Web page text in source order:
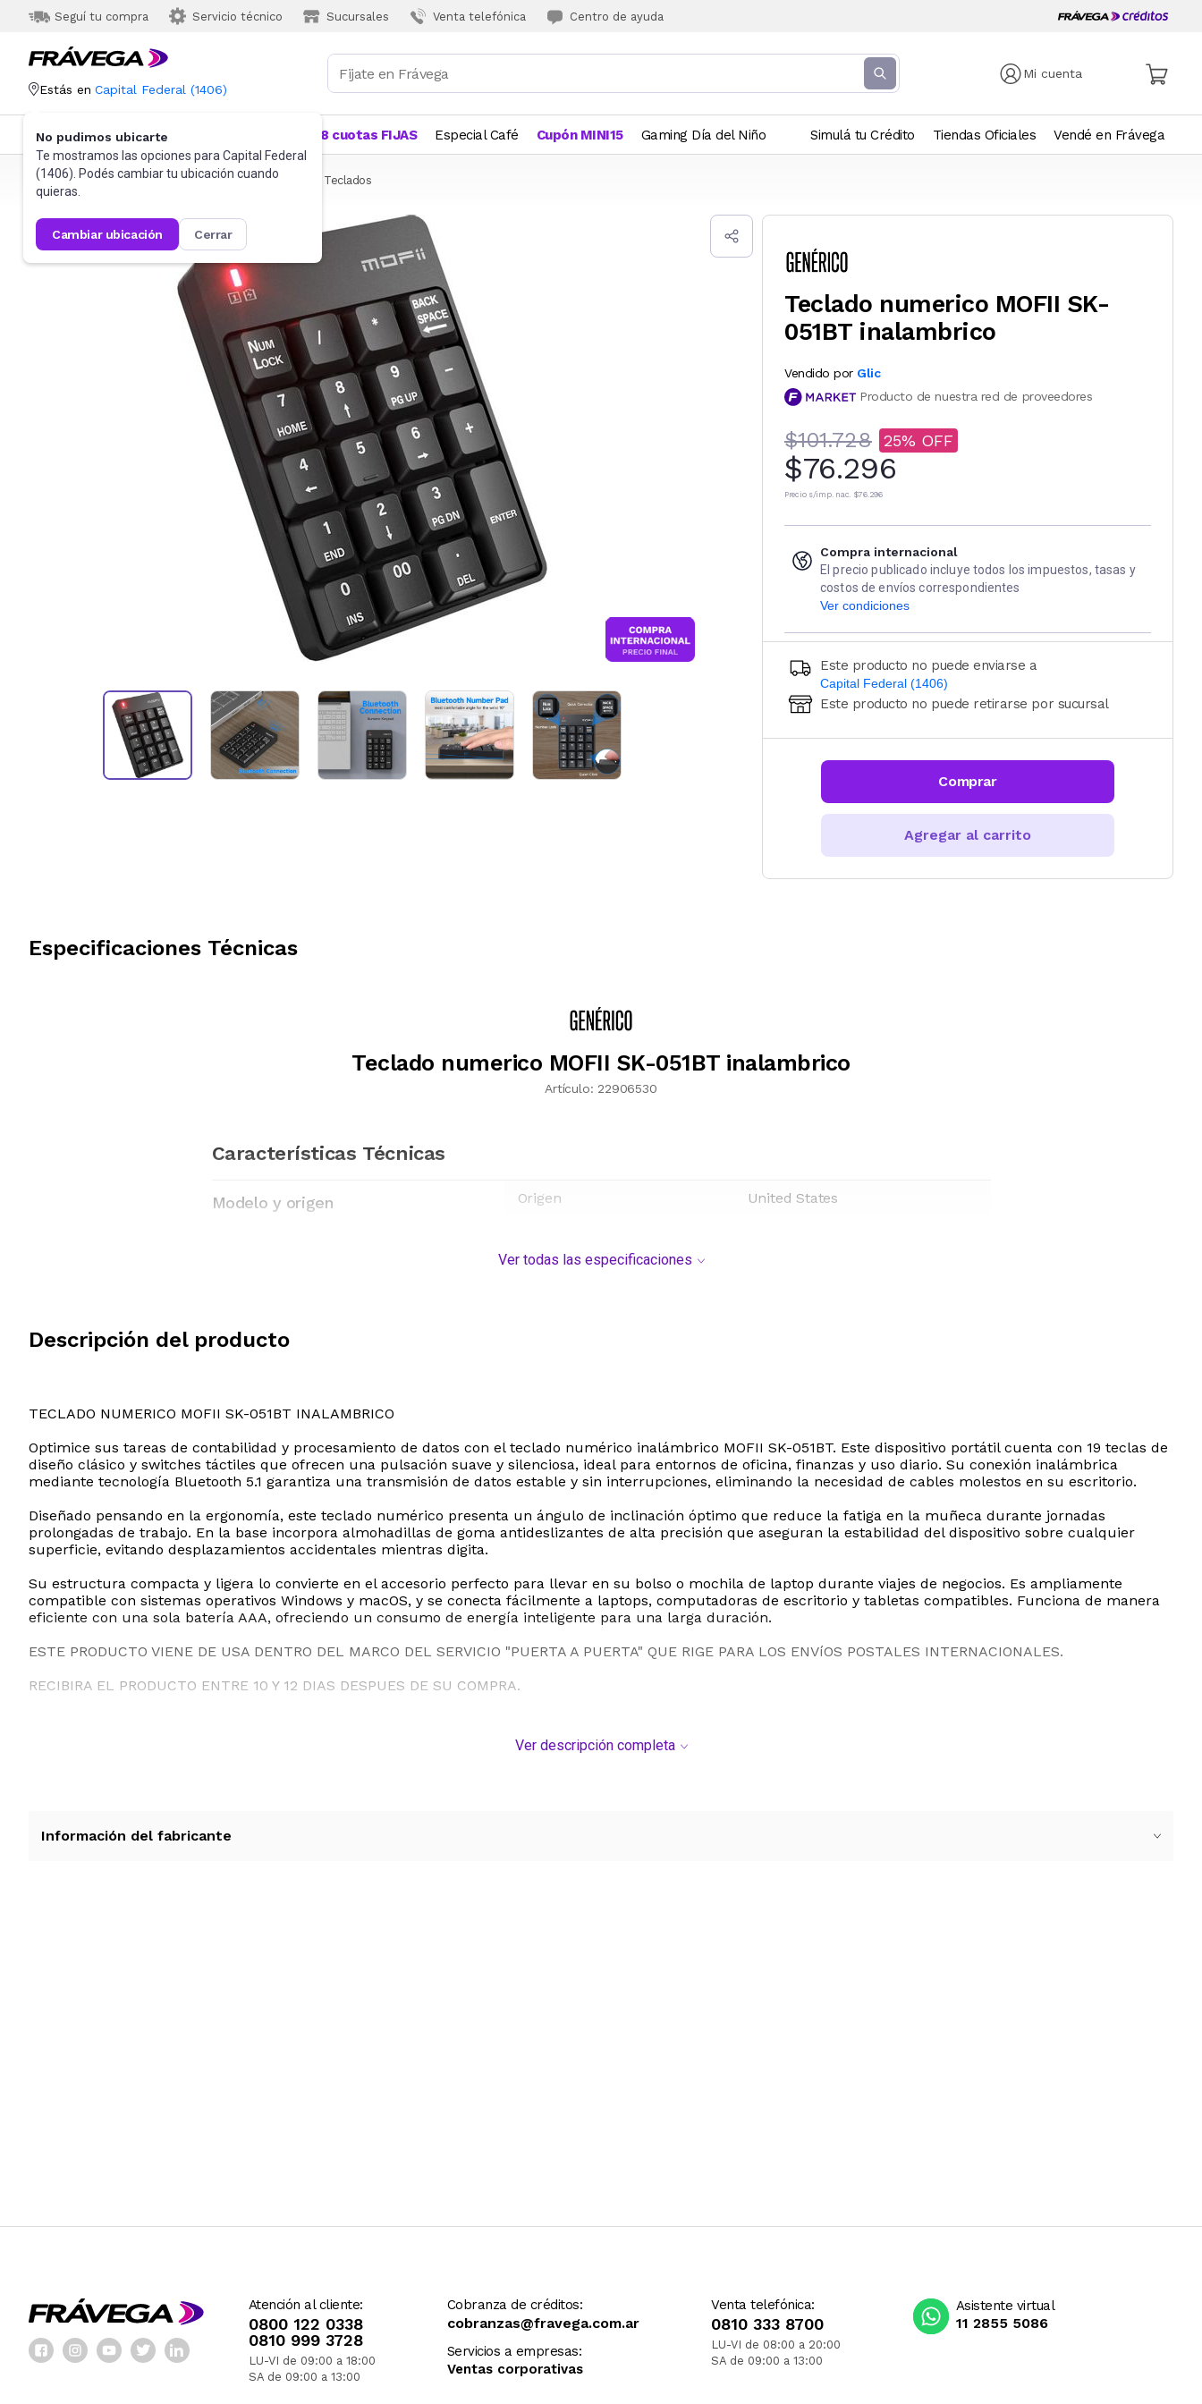
Seguí tu compra Servicio técnico Sucursales Venta telefónica Centro de ayuda
Mi cuenta
Estás en Capital Federal (1406)
No pudimos ubicarte
Te mostramos las opciones para Capital Federal
(1406). Podés cambiar tu ubicación cuando
quieras.
cambiar ubicación cerrar
Categorías Más Vendidos 18 cuotas FIJAS Especial Café Cupón MINI15 Gaming Día del Niño Simulá tu Crédito Tiendas Oficiales Vendé en Frávega
Frávega Informática Accesorios de Informática Teclados
Teclado numerico MOFII SK-
051BT inalambrico
Vendido por Glic
Producto de nuestra red de proveedores
$101.728 25
$76.296
Precio s/imp. nac. $76.296
Compra internacional
El precio publicado incluye todos los impuestos, tasas y
costos de envíos correspondientes
Ver condiciones
Este producto no puede enviarse a
Capital Federal (1406)
Ingresá código postal (sólo números)
CALCULAR
Este producto no puede retirarse por sucursal
Comprar
Agregar al carrito
Especificaciones Técnicas
Teclado numerico MOFII SK-051BT inalambrico
Artículo: 22906530
Características Técnicas
Modelo y origen Origen United States
Ver todas las especificaciones
Descripción del producto
TECLADO NUMERICO MOFII SK-051BT INALAMBRICO
Optimice sus tareas de contabilidad y procesamiento de datos con el teclado numérico inalámbrico MOFII SK-051BT. Este dispositivo portátil cuenta con 19 teclas de
diseño clásico y switches táctiles que ofrecen una pulsación suave y silenciosa, ideal para entornos de oficina, finanzas y uso diario. Su conexión inalámbrica
mediante tecnología Bluetooth 5.1 garantiza una transmisión de datos estable y sin interrupciones, eliminando la necesidad de cables molestos en su escritorio.
Diseñado pensando en la ergonomía, este teclado numérico presenta un ángulo de inclinación óptimo que reduce la fatiga en la muñeca durante jornadas
prolongadas de trabajo. En la base incorpora almohadillas de goma antideslizantes de alta precisión que aseguran la estabilidad del dispositivo sobre cualquier
superficie, evitando desplazamientos accidentales mientras digita.
Su estructura compacta y ligera lo convierte en el accesorio perfecto para llevar en su bolso o mochila de laptop durante viajes de negocios. Es ampliamente
compatible con sistemas operativos Windows y macOS, y se conecta fácilmente a laptops, computadoras de escritorio y tabletas compatibles. Funciona de manera
eficiente con una sola batería AAA, ofreciendo un consumo de energía inteligente para una larga duración.
ESTE PRODUCTO VIENE DE USA DENTRO DEL MARCO DEL SERVICIO "PUERTA A PUERTA" QUE RIGE PARA LOS ENVíOS POSTALES INTERNACIONALES.
RECIBIRA EL PRODUCTO ENTRE 10 Y 12 DIAS DESPUES DE SU COMPRA.
Ver descripción completa
Información del fabricante
Atención al cliente:
0800 122 0338
0810 999 3728
LU-VI de 09:00 a 18:00
SA de 09:00 a 13:00
Cobranza de créditos:
cobranzas@fravega.com.ar
Servicios a empresas:
Ventas corporativas
Venta telefónica:
0810 333 8700
LU-VI de 08:00 a 20:00
SA de 09:00 a 13:00
Asistente virtual
11 2855 5086